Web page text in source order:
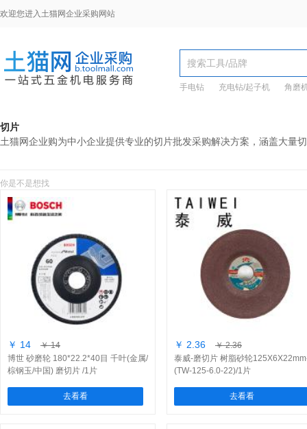
欢迎您进入土猫网企业采购网站
手电钻 充电钻/起子机 角磨
切片
土猫网企业购为中小企业提供专业的切片批发采购解决方案，涵盖大量
你是不是想找
￥ 14
￥ 14
博世 砂磨轮 180*22.2*40目 千叶(金属/
棕钢玉/中国) 磨切片 /1片
去看看
￥ 2.36
￥ 2.36
泰威-磨切片 树脂砂轮
(TW-125-6.0-22)/1片
去看看